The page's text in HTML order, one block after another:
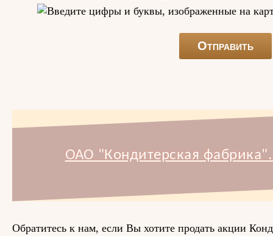
ОАО "Кондитерская
Обратитесь к нам, если Вы хотите продать акции